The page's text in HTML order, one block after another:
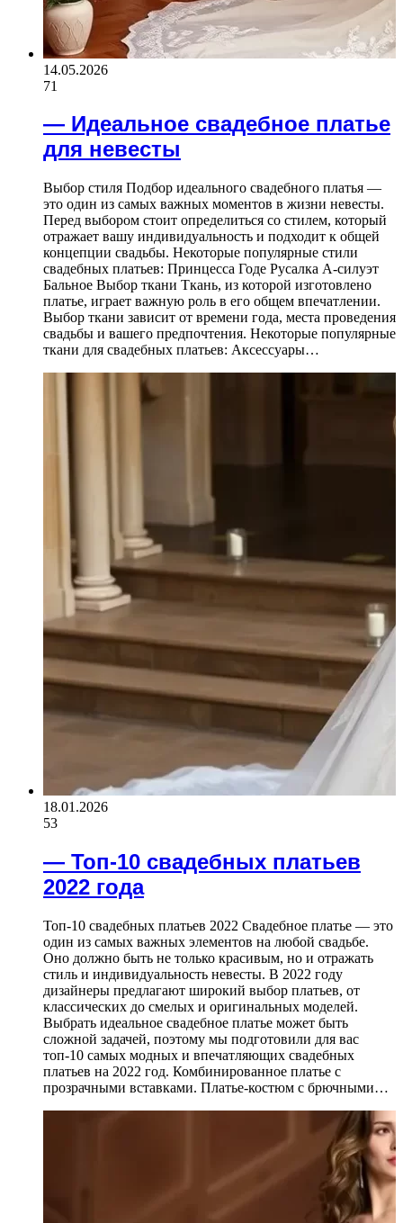
14.05.2026
71
— Идеальное свадебное платье
для невесты
Выбор стиля Подбор идеального свадебного платья —
это один из самых важных моментов в жизни невесты.
Перед выбором стоит определиться со стилем, который
отражает вашу индивидуальность и подходит к общей
концепции свадьбы. Некоторые популярные стили
свадебных платьев: Принцесса Годе Русалка А-силуэт
Бальное Выбор ткани Ткань, из которой изготовлено
платье, играет важную роль в его общем впечатлении.
Выбор ткани зависит от времени года, места проведения
свадьбы и вашего предпочтения. Некоторые популярные
ткани для свадебных платьев: Аксессуары…
18.01.2026
53
— Топ-10 свадебных платьев
2022 года
Топ-10 свадебных платьев 2022 Свадебное платье — это
один из самых важных элементов на любой свадьбе.
Оно должно быть не только красивым, но и отражать
стиль и индивидуальность невесты. В 2022 году
дизайнеры предлагают широкий выбор платьев, от
классических до смелых и оригинальных моделей.
Выбрать идеальное свадебное платье может быть
сложной задачей, поэтому мы подготовили для вас
топ-10 самых модных и впечатляющих свадебных
платьев на 2022 год. Комбинированное платье с
прозрачными вставками. Платье-костюм с брючными…